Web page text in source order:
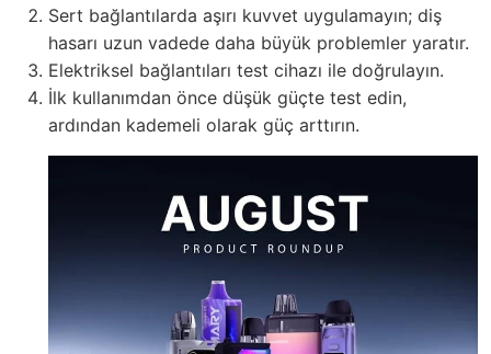
Sert bağlantılarda aşırı kuvvet uygulamayın; diş
hasarı uzun vadede daha büyük problemler yaratır.
Elektriksel bağlantıları test cihazı ile doğrulayın.
İlk kullanımdan önce düşük güçte test edin,
ardından kademeli olarak güç arttırın.